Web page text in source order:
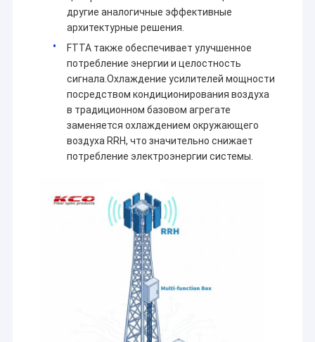
другие аналогичные эффективные
архитектурные решения.
FTTA также обеспечивает улучшенное
потребление энергии и целостность
сигнала.Охлаждение усилителей мощности
посредством кондиционирования воздуха
в традиционном базовом агрегате
заменяется охлаждением окружающего
воздуха RRH, что значительно снижает
потребление электроэнергии системы.
подключить вас к будущему.
является высокотехнологичной
компанией, которая сосредоточена на пассивных и